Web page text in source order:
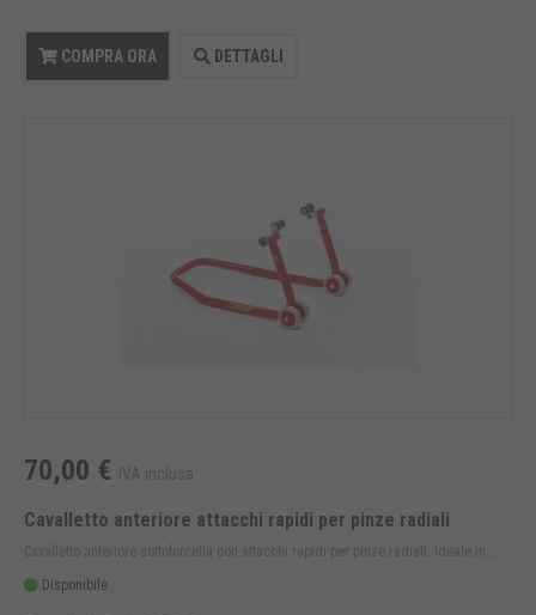
COMPRA ORA DETTAGLI
70,00 € IVA inclusa
Cavalletto anteriore attacchi rapidi per pinze radiali
Cavalletto anteriore sottoforcella con attacchi rapidi per pinze radiali. Ideale in ...
Disponibile